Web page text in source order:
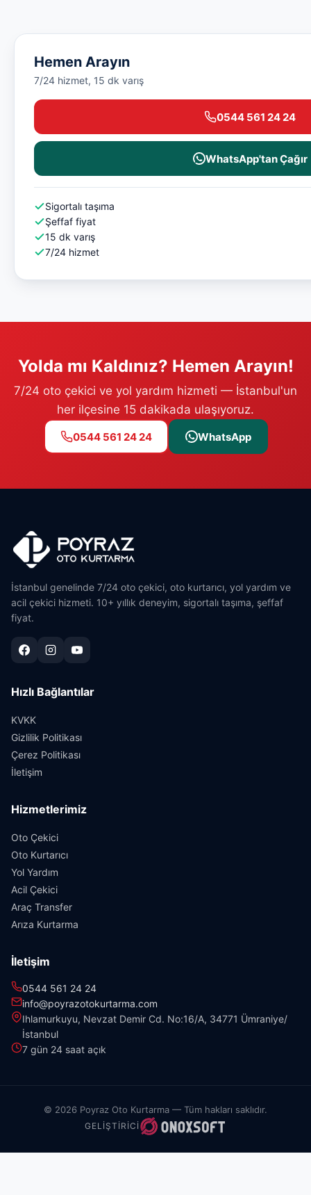
Hemen Arayın
7/24 hizmet, 15 dk varış
0544 561 24 24
WhatsApp'tan Çağır
Sigortalı taşıma
Şeffaf fiyat
15 dk varış
7/24 hizmet
Yolda mı Kaldınız? Hemen Arayın!
7/24 oto çekici ve yol yardım hizmeti — İstanbul'un
her ilçesine 15 dakikada ulaşıyoruz.
0544 561 24 24 WhatsApp
İstanbul genelinde 7/24 oto çekici, oto kurtarıcı, yol yardım ve
acil çekici hizmeti. 10+ yıllık deneyim, sigortalı taşıma, şeffaf
fiyat.
Hızlı Bağlantılar
KVKK
Gizlilik Politikası
Çerez Politikası
İletişim
Hizmetlerimiz
Oto Çekici
Oto Kurtarıcı
Yol Yardım
Acil Çekici
Araç Transfer
Arıza Kurtarma
İletişim
0544 561 24 24
info@poyrazotokurtarma.com
Ihlamurkuyu, Nevzat Demir Cd. No:16/A, 34771 Ümraniye/
İstanbul
7 gün 24 saat açık
© 2026 Poyraz Oto Kurtarma — Tüm hakları saklıdır.
GELIŞTIRICI